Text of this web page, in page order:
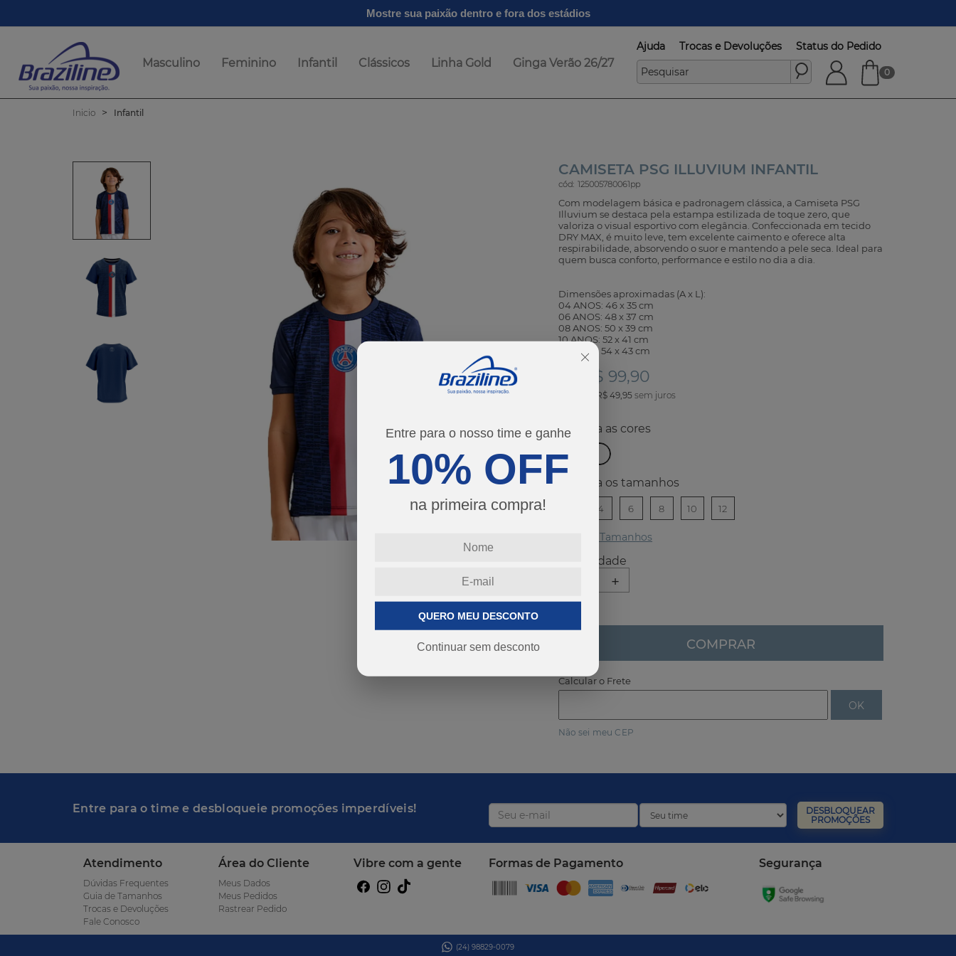
Entre para o nosso time e ganhe
10% OFF
na primeira compra!
QUERO MEU DESCONTO
Continuar sem desconto
Mostre sua paixão dentro e fora dos estádios
Masculino Feminino Infantil Clássicos Linha Gold Ginga Verão 26/27
Ajuda Trocas e Devoluções Status do Pedido
0
Inicio Infantil
CAMISETA PSG ILLUVIUM INFANTIL
cód: 125005780061pp
Com modelagem básica e padronagem clássica, a Camiseta PSG
Illuvium se destaca pela estampa estilizada de toque zero, que
valoriza o visual esportivo com elegância. Confeccionada em tecido
DRY MAX, é muito leve, tem excelente caimento e oferece alta
respirabilidade, absorvendo o suor e mantendo a pele seca. Ideal para
quem busca conforto, performance e estilo no dia a dia.
Dimensões aproximadas (A x L):
04 ANOS: 46 x 35 cm
06 ANOS: 48 x 37 cm
08 ANOS: 50 x 39 cm
10 ANOS: 52 x 41 cm
12 ANOS: 54 x 43 cm
R$ 99,90
R$ 49,95
cores
tamanhos
4 6 8 10 12
Guia de Tamanhos
+
COMPRAR
Calcular o Frete
Não sei meu CEP
Entre para o time e desbloqueie promoções imperdíveis!
DESBLOQUEAR
PROMOÇÕES
Atendimento
Dúvidas Frequentes
Guia de Tamanhos
Trocas e Devoluções
Fale Conosco
Área do Cliente
Meus Dados
Meus Pedidos
Rastrear Pedido
Vibre com a gente Formas de Pagamento Segurança
(24) 98829-0079